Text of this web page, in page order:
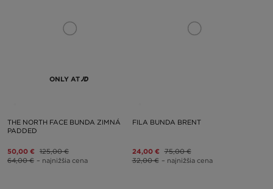
ONLY AT
THE NORTH FACE BUNDA ZIMNÁ
PADDED
50,00 € 125,00 €
64,00 € – najnižšia cena
FILA BUNDA BRENT
24,00 € 75,00 €
32,00 € – najnižšia cena